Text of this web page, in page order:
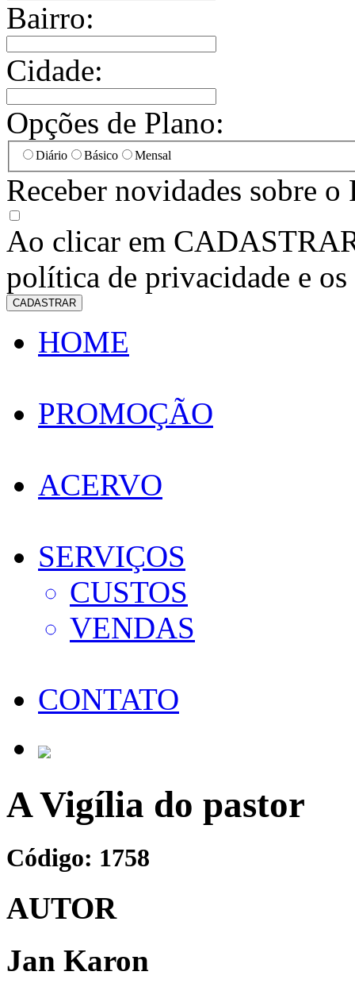
Bairro:
Cidade:
Opções de Plano:
Diário Básico Mensal
Receber novidades sobre
Ao clicar em
política de privacidade e os
CADASTRAR
HOME
PROMOÇÃO
ACERVO
SERVIÇOS
CUSTOS
VENDAS
CONTATO
A Vigília do pastor
Código: 1758
AUTOR
Jan Karon